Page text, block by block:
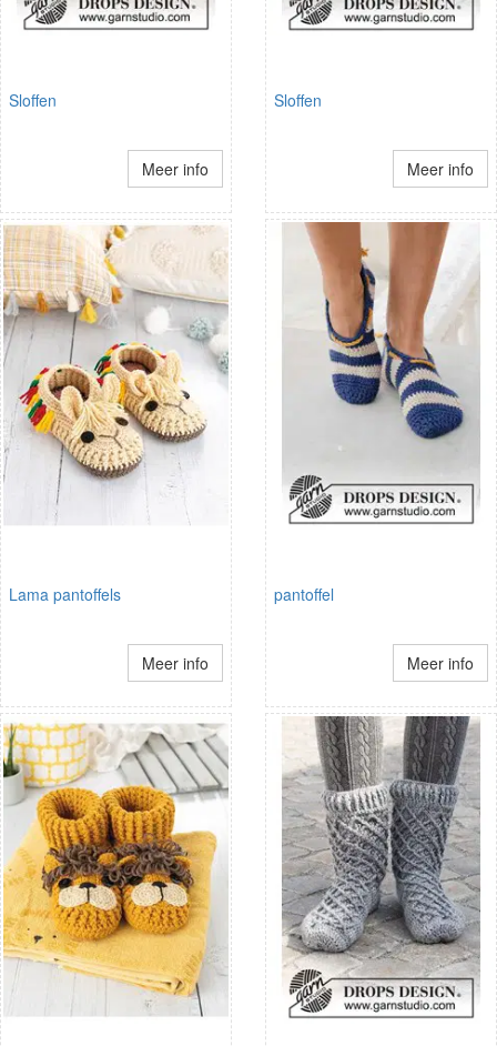
Sloffen
Meer info
Sloffen
Meer info
Lama pantoffels
Meer info
pantoffel
Meer info